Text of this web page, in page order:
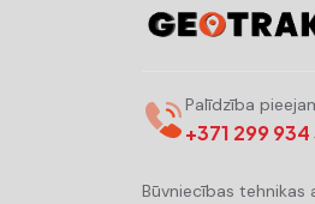
Palīdzība
+371 299 934
Būvniecības tehnikas